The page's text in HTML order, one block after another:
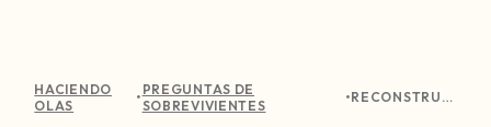
HACIENDO
OLAS
•PREGUNTAS DE
SOBREVIVIENTES
• RECONSTRUYENDO LA CONFIANZA: EL CAMINO DE UN SOBREVIVIENTE HACIA RELACIONES MÁS SALUDABLES